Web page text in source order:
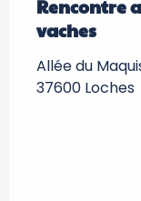
Rencontre
vaches
Allée du
37600 Loches